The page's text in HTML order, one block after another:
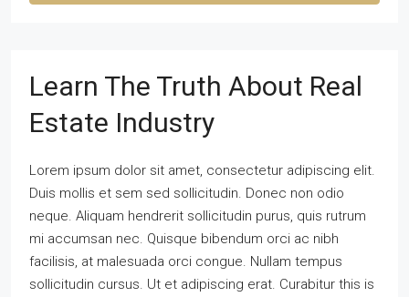
Learn The Truth About Real
Estate Industry
Lorem ipsum dolor sit amet, consectetur adipiscing elit.
Duis mollis et sem sed sollicitudin. Donec non odio
neque. Aliquam hendrerit sollicitudin purus, quis rutrum
mi accumsan nec. Quisque bibendum orci ac nibh
facilisis, at malesuada orci congue. Nullam tempus
sollicitudin cursus. Ut et adipiscing erat. Curabitur this is